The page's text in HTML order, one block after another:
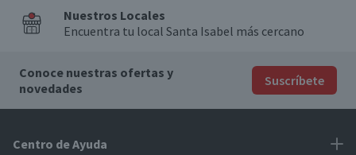
Nuestros Locales
Encuentra tu local Santa Isabel más cercano
Conoce nuestras ofertas y
novedades
Suscríbete
Centro de Ayuda